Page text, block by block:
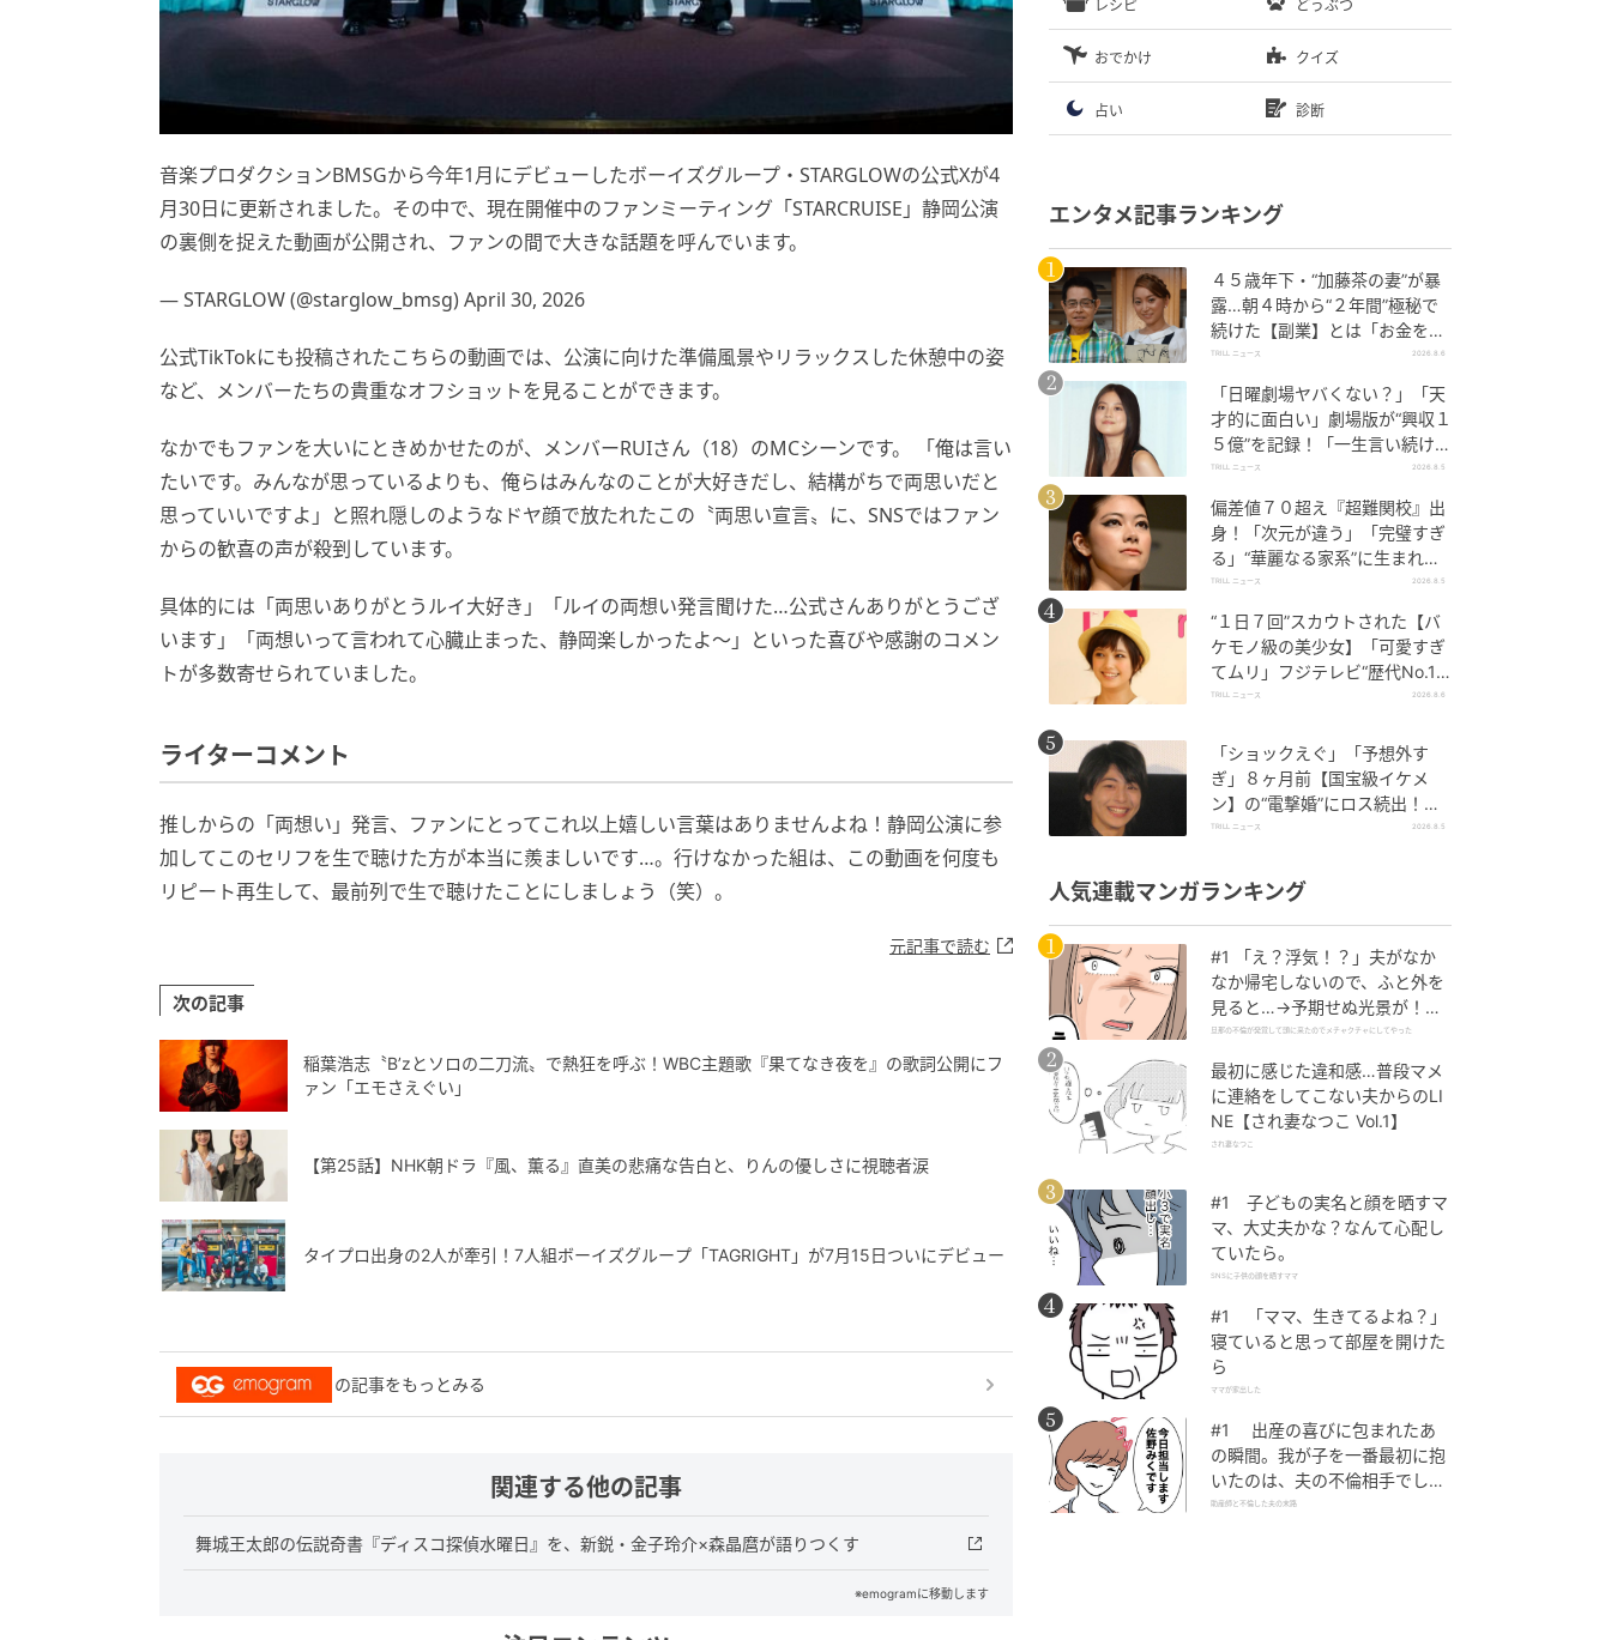
音楽プロダクションBMSGから今年1月にデビューしたボーイズグループ・STARGLOWの公式Xが4
月30日に更新されました。その中で、現在開催中のファンミーティング「STARCRUISE」静岡公演
の裏側を捉えた動画が公開され、ファンの間で大きな話題を呼んでいます。
— STARGLOW (@starglow_bmsg) April 30, 2026
公式TikTokにも投稿されたこちらの動画では、公演に向けた準備風景やリラックスした休憩中の姿
など、メンバーたちの貴重なオフショットを見ることができます。
なかでもファンを大いにときめかせたのが、メンバーRUIさん（18）のMCシーンです。 「俺は言い
たいです。みんなが思っているよりも、俺らはみんなのことが大好きだし、結構がちで両思いだと
思っていいですよ」と照れ隠しのようなドヤ顔で放たれたこの〝両思い宣言〟に、SNSではファン
からの歓喜の声が殺到しています。
具体的には「両思いありがとうルイ大好き」「ルイの両想い発言聞けた…公式さんありがとうござ
います」「両想いって言われて心臓止まった、静岡楽しかったよ〜」といった喜びや感謝のコメン
トが多数寄せられていました。
ライターコメント
推しからの「両想い」発言、ファンにとってこれ以上嬉しい言葉はありませんよね！静岡公演に参
加してこのセリフを生で聴けた方が本当に羨ましいです…。行けなかった組は、この動画を何度も
リピート再生して、最前列で生で聴けたことにしましょう（笑）。
元記事で読む
次の記事
稲葉浩志〝B’zとソロの二刀流〟で熱狂を呼ぶ！WBC主題歌『果てなき夜を』の歌詞公開にフ
ァン「エモさえぐい」
【第25話】NHK朝ドラ『風、薫る』直美の悲痛な告白と、りんの優しさに視聴者涙
タイプロ出身の2人が牽引！7人組ボーイズグループ「TAGRIGHT」が7月15日ついにデビュー
の記事をもっとみる
関連する他の記事
舞城王太郎の伝説奇書『ディスコ探偵水曜日』を、新鋭・金子玲介×森晶麿が語りつくす
※emogramに移動します
レシピ どうぶつ
おでかけ クイズ
占い 診断
エンタメ記事ランキング
４５歳年下・“加藤茶の妻”が暴
露…朝４時から“２年間”極秘で
続けた【副業】とは「お金を稼
ぐのって大変」
TRILL ニュース 2026.8.6
「日曜劇場ヤバくない？」「天
才的に面白い」劇場版が“興収１
５億”を記録！「一生言い続け
る」放送後も続く“切望の声”
TRILL ニュース 2026.8.5
偏差値７０超え『超難関校』出
身！「次元が違う」「完璧すぎ
る」“華麗なる家系”に生まれた
【規格外の逸材】
TRILL ニュース 2026.8.5
“１日７回”スカウトされた【バ
ケモノ級の美少女】「可愛すぎ
てムリ」フジテレビ“歴代No.1
作”で輝いた『美人女優』
TRILL ニュース 2026.8.6
「ショックえぐ」「予想外す
ぎ」８ヶ月前【国宝級イケメ
ン】の“電撃婚”にロス続出！興
収“９５億超え”シリーズで輝い
TRILL ニュース 2026.8.5
人気連載マンガランキング
#1 「え？浮気！？」夫がなか
なか帰宅しないので、ふと外を
見ると…→予期せぬ光景が！｜
旦那の不倫が発覚して頭に来た
旦那の不倫が発覚して頭に来たのでメチャクチャにしてやった
最初に感じた違和感…普段マメ
に連絡をしてこない夫からのLI
NE【され妻なつこ Vol.1】
され妻なつこ
#1 子どもの実名と顔を晒すマ
マ、大丈夫かな？なんて心配し
ていたら。
SNSに子供の顔を晒すママ
#1 「ママ、生きてるよね？」
寝ていると思って部屋を開けた
ら
ママが家出した
#1 出産の喜びに包まれたあ
の瞬間。我が子を一番最初に抱
いたのは、夫の不倫相手でし
た。
助産師と不倫した夫の末路